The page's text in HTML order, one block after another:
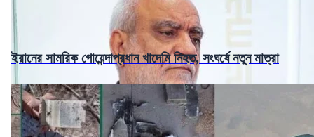
ইরানের সামরিক গোয়েন্দাপ্রধান খাদেমি নিহত, সংঘর্ষে নতুন মাত্রা